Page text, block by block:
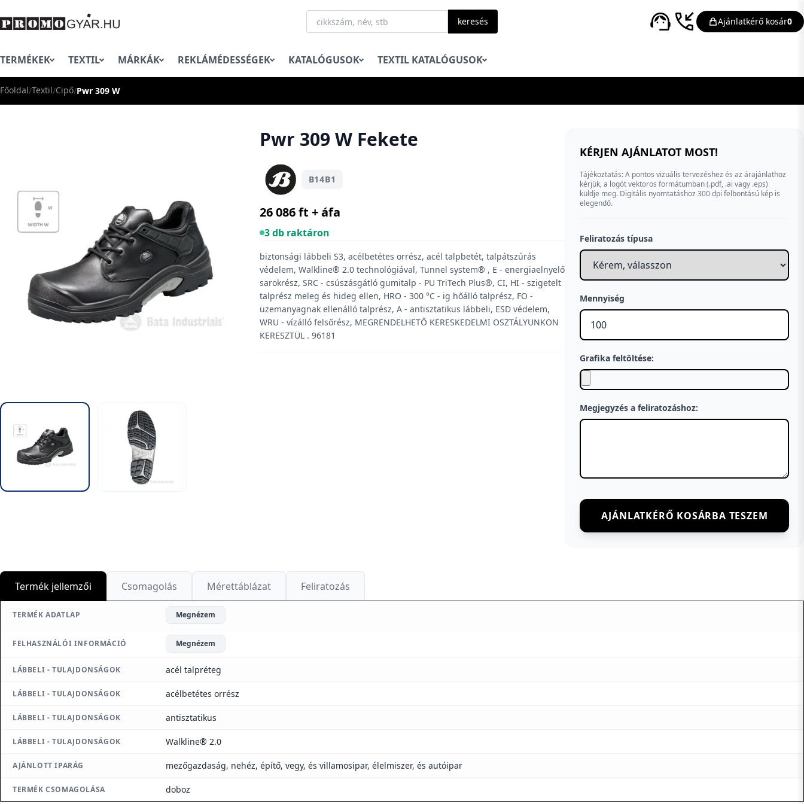
keresés Ajánlatkérő kosár0
TERMÉKEK TEXTIL MÁRKÁK REKLÁMÉDESSÉGEK KATALÓGUSOK TEXTIL KATALÓGUSOK
Főoldal/Textil/Cipő/Pwr 309 W
Pwr 309 W Fekete
B14B1
26 086 ft + áfa
3 db raktáron
biztonsági lábbeli S3, acélbetétes orrész, acél talpbetét, talpátszúrás
védelem, Walkline® 2.0 technológiával, Tunnel system® , E - energiaelnyelő
sarokrész, SRC - csúszásgátló gumitalp - PU TriTech Plus®, CI, HI - szigetelt
talprész meleg és hideg ellen, HRO - 300 °C - ig hőálló talprész, FO -
üzemanyagnak ellenálló talprész, A - antisztatikus lábbeli, ESD védelem,
WRU - vízálló felsőrész, MEGRENDELHETŐ KERESKEDELMI OSZTÁLYUNKON
KERESZTÜL . 96181
KÉRJEN AJÁNLATOT MOST!
Tájékoztatás: A pontos vizuális tervezéshez és az árajánlathoz
kérjük, a logót vektoros formátumban (.pdf, .ai vagy .eps)
küldje meg. Digitális nyomtatáshoz 300 dpi felbontású kép is
elegendő.
Feliratozás típusa
Mennyiség
Grafika feltöltése:
Megjegyzés a feliratozáshoz:
AJÁNLATKÉRŐ KOSÁRBA TESZEM
Termék jellemzői Csomagolás Mérettáblázat Feliratozás
TERMÉK ADATLAP Megnézem
FELHASZNÁLÓI INFORMÁCIÓ Megnézem
LÁBBELI - TULAJDONSÁGOK acél talpréteg
LÁBBELI - TULAJDONSÁGOK acélbetétes orrész
LÁBBELI - TULAJDONSÁGOK antisztatikus
LÁBBELI - TULAJDONSÁGOK Walkline® 2.0
AJÁNLOTT IPARÁG mezőgazdaság, nehéz, építő, vegy, és villamosipar, élelmiszer, és autóipar
TERMÉK CSOMAGOLÁSA doboz